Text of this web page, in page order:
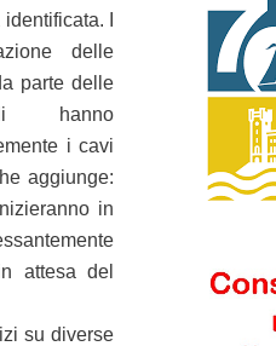
I
delle
parte delle
hanno
i cavi
aggiunge:
in
attesa del
su diverse